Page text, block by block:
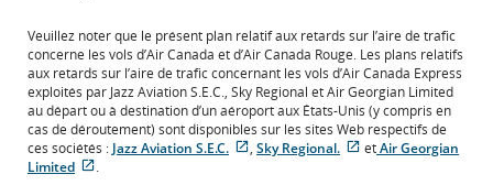
Veuillez noter que le présent plan relatif aux retards sur l’aire de trafic
concerne les vols d’Air Canada et d’Air Canada Rouge. Les plans relatifs
aux retards sur l’aire de trafic concernant les vols d’Air Canada Express
exploités par Jazz Aviation S.E.C., Sky Regional et Air Georgian Limited
au départ ou à destination d’un aéroport aux États-Unis (y compris en
cas de déroutement) sont disponibles sur les sites Web respectifs de
ces sociétés : Jazz Aviation S.E.C.
Site
, Sky Regional.
Site
etAir Georgian
Limited
.